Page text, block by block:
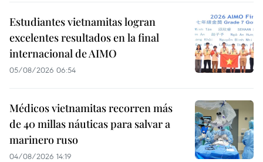
Estudiantes vietnamitas logran
excelentes resultados en la final
internacional de AIMO
05/08/2026 06:54
Médicos vietnamitas recorren más
de 40 millas náuticas para salvar a
marinero ruso
04/08/2026 14:19